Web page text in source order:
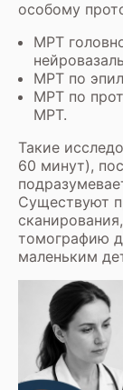
особому
МРТ
МРТ по
МРТ по
МРТ.
Такие
60 минут),
Существуют
томографию
маленьким